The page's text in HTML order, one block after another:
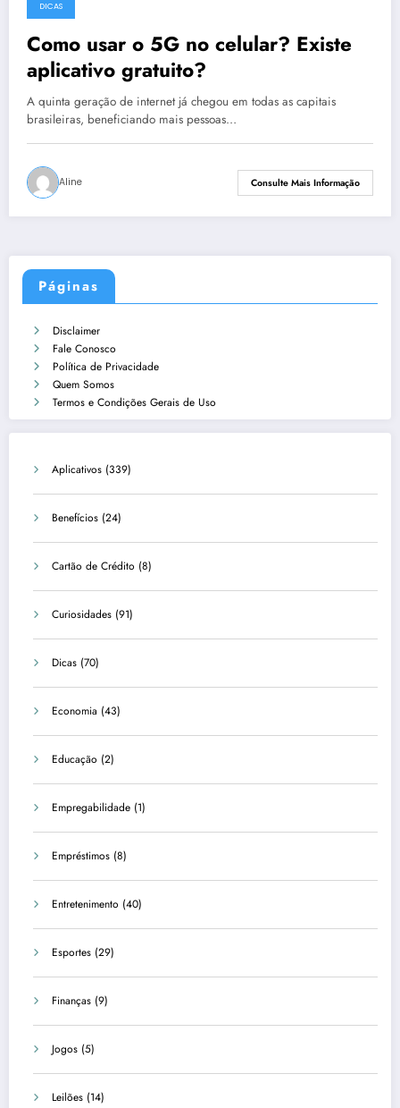
DICAS
Como usar o 5G no celular? Existe
aplicativo gratuito?
A quinta geração de internet já chegou em todas as capitais
brasileiras, beneficiando mais pessoas…
Aline Consulte Mais Informação
Páginas
Disclaimer
Fale Conosco
Política de Privacidade
Quem Somos
Termos e Condições Gerais de Uso
Aplicativos (339)
Benefícios (24)
Cartão de Crédito (8)
Curiosidades (91)
Dicas (70)
Economia (43)
Educação (2)
Empregabilidade (1)
Empréstimos (8)
Entretenimento (40)
Esportes (29)
Finanças (9)
Jogos (5)
Leilões (14)